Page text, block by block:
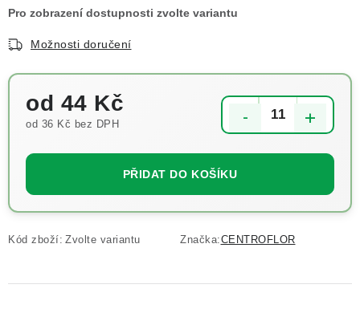
Možnosti doručení
od 44 Kč
od 36 Kč bez DPH
PŘIDAT DO KOŠÍKU
Kód zboží: Zvolte variantu Značka:CENTROFLOR